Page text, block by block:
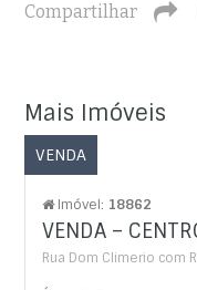
Compartilhar
Mais Imóveis
VENDA
Imóvel: 18862
VENDA –
Rua Dom Climerio com